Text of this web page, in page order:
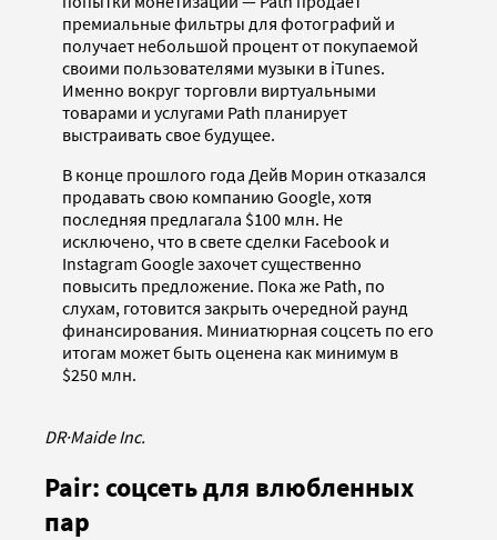
премиальные фильтры для фотографий и
получает небольшой процент от покупаемой
своими пользователями музыки в iTunes.
Именно вокруг торговли виртуальными
товарами и услугами Path планирует
выстраивать свое будущее.
В конце прошлого года Дейв Морин отказался
продавать свою компанию Google, хотя
последняя предлагала $100 млн. Не
исключено, что в свете сделки Facebook и
Instagram Google захочет существенно
повысить предложение. Пока же Path, по
слухам, готовится закрыть очередной раунд
финансирования. Миниатюрная соцсеть по его
итогам может быть оценена как минимум в
$250 млн.
DR·Maide Inc.
Pair: соцсеть для влюбленных
пар